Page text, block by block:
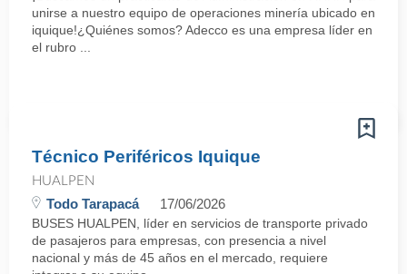
unirse a nuestro equipo de operaciones minería ubicado en
iquique!¿Quiénes somos? Adecco es una empresa líder en
el rubro ...
Técnico Periféricos Iquique
HUALPEN
Todo Tarapacá 17/06/2026
BUSES HUALPEN, líder en servicios de transporte privado
de pasajeros para empresas, con presencia a nivel
nacional y más de 45 años en el mercado, requiere